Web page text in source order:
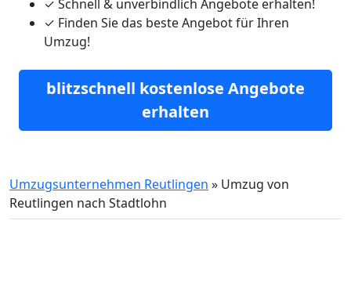
✓ Schnell & unverbindlich Angebote erhalten!
✓ Finden Sie das beste Angebot für Ihren
Umzug!
blitzschnell kostenlose Angebote
erhalten
Umzugsunternehmen Reutlingen » Umzug von
Reutlingen nach Stadtlohn